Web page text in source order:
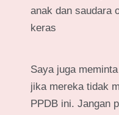
anak dan saudara
keras
Saya juga
jika mereka tidak
PPDB ini. Jangan